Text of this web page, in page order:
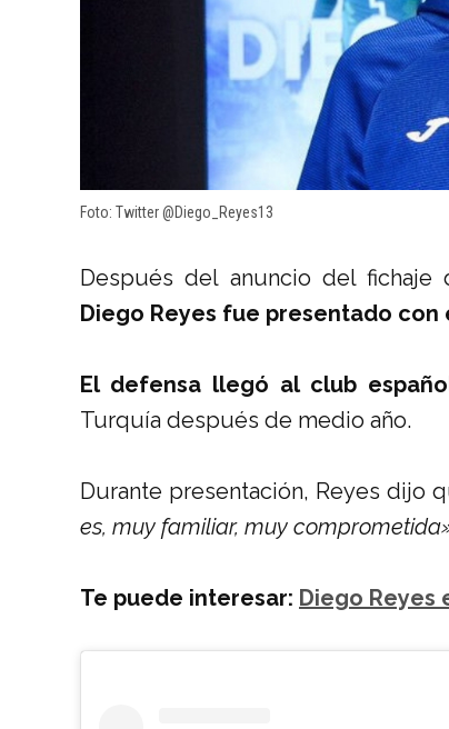
Foto: Twitter @Diego_Reyes13
Después del anuncio del fichaje
Diego Reyes fue presentado con
El defensa llegó al club
Turquía después de medio año.
Durante presentación, Reyes dijo
es, muy familiar, muy
Te puede interesar: Diego Reyes